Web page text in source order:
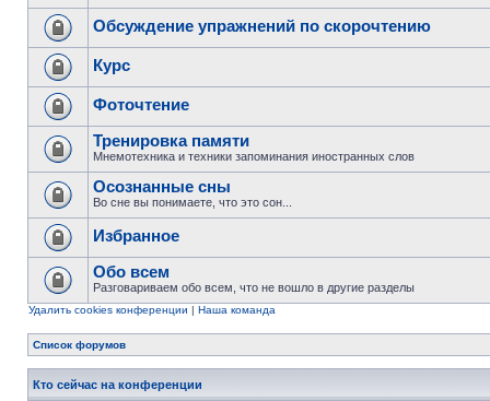
Обсуждение упражнений по скорочтению
Курс
Фоточтение
Тренировка памяти
Мнемотехника и техники запоминания иностранных слов
Осознанные сны
Во сне вы понимаете, что это сон...
Избранное
Обо всем
Разговариваем обо всем, что не вошло в другие разделы
Удалить cookies конференции | Наша команда
Список форумов
Кто сейчас на конференции